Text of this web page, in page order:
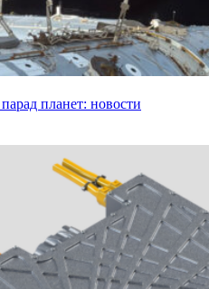
планет: новости